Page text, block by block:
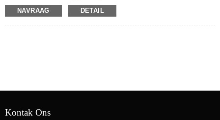
3. Ondersteun Uitvoerkonfigurasie/Invoerkonfigurasie
4. Verskeie landstale
NAVRAAG DETAIL
Kontak Ons